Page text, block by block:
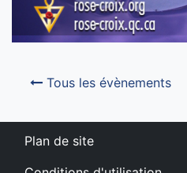
Tous les évènements
Plan de site